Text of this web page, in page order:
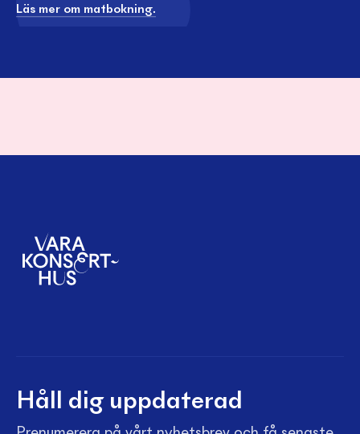
Läs mer om matbokning.
Håll dig uppdaterad